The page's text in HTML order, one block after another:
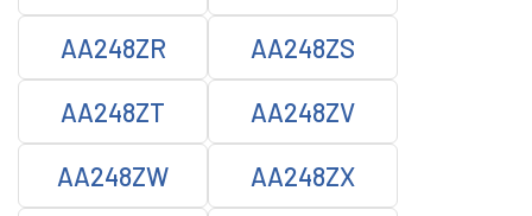
AA248ZR AA248ZS
AA248ZT AA248ZV
AA248ZW AA248ZX